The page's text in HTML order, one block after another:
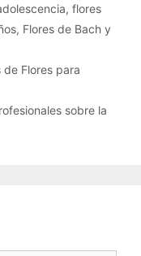
,flores
, Flores de Bach y
de Flores para
sobre la